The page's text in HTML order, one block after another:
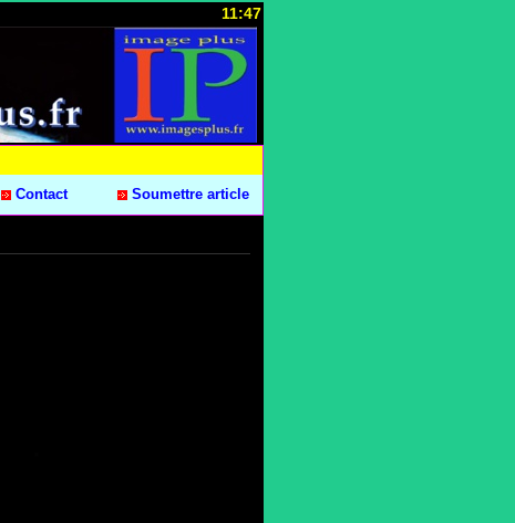
11:47
Contact Soumettre article